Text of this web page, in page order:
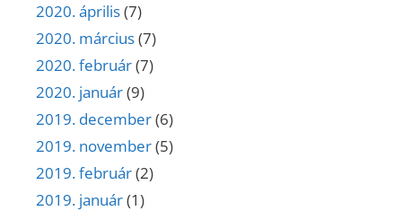
2020. április(7)
2020. március(7)
2020. február(7)
2020. január(9)
2019. december(6)
2019. november(5)
2019. február(2)
2019. január(1)